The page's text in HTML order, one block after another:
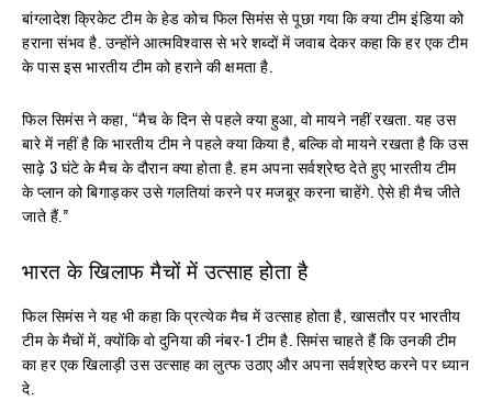
बांग्लादेश क्रिकेट टीम के हेड कोच फिल सिमंस से पूछा गया कि क्या टीम इंडिया को
हराना संभव है. उन्होंने आत्मविश्वास से भरे शब्दों में जवाब देकर कहा कि हर एक टीम
के पास इस भारतीय टीम को हराने की क्षमता है.
फिल सिमंस ने कहा, “मैच के दिन से पहले क्या हुआ, वो मायने नहीं रखता. यह उस
बारे में नहीं है कि भारतीय टीम ने पहले क्या किया है, बल्कि वो मायने रखता है कि उस
साढ़े 3 घंटे के मैच के दौरान क्या होता है. हम अपना सर्वश्रेष्ठ देते हुए भारतीय टीम
के प्लान को बिगाड़कर उसे गलतियां करने पर मजबूर करना चाहेंगे. ऐसे ही मैच जीते
जाते हैं.”
भारत के खिलाफ मैचों में उत्साह होता है
फिल सिमंस ने यह भी कहा कि प्रत्येक मैच में उत्साह होता है, खासतौर पर भारतीय
टीम के मैचों में, क्योंकि वो दुनिया की नंबर-1 टीम है. सिमंस चाहते हैं कि उनकी टीम
का हर एक खिलाड़ी उस उत्साह का लुत्फ उठाए और अपना सर्वश्रेष्ठ करने पर ध्यान
दे.